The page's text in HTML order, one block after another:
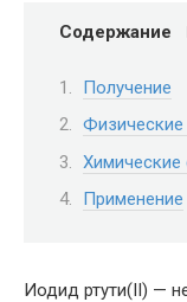
Содержание
Получение
Физические
Химические
Применение
Иодид ртути(II) —